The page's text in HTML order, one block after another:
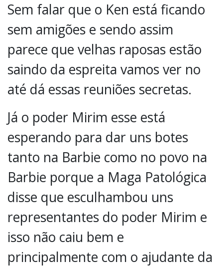
Sem falar que o Ken está ficando
sem amigões e sendo assim
parece que velhas raposas estão
saindo da espreita vamos ver no
até dá essas reuniões secretas.
Já o poder Mirim esse está
esperando para dar uns botes
tanto na Barbie como no povo na
Barbie porque a Maga Patológica
disse que esculhambou uns
representantes do poder Mirim e
isso não caiu bem e
principalmente com o ajudante da